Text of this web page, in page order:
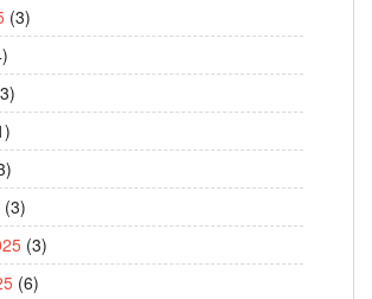
(3)
(3)
(3)
(6)